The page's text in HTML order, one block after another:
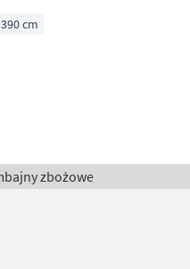
390 cm
zbożowe